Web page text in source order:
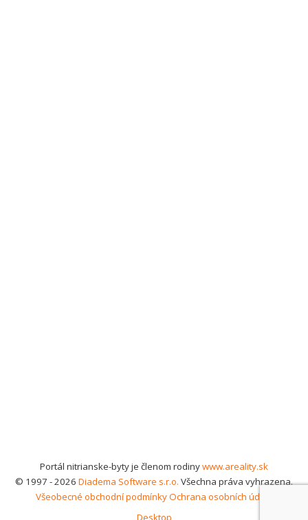
Portál nitrianske-byty je členom rodinywww.areality.sk
© 1997 - 2026 Diadema Software s.r.o. Všechna práva vyhrazena.
Všeobecné obchodní podmínkyOchrana osobních údajů
Desktop